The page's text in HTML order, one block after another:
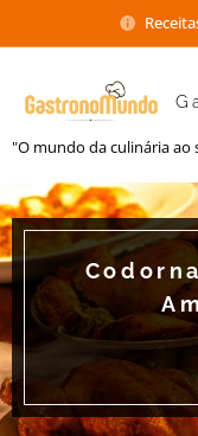
"O mundo da culinária ao